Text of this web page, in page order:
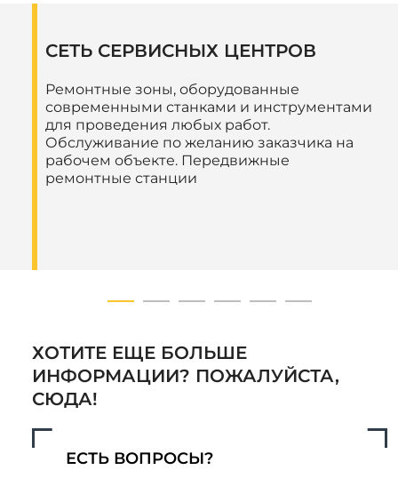
Техника Lucas в «Тимбермаш» — это:
Европейское качество, дополняемое
профессиональным сервисом по
стандартам завода-производителя
Гарантия 12 месяцев
Комплектация запчастями и расходными
материалами
Доставка кормовых роботов I-Ron Mix
Бурятии и Забайкальского края
Вводный инструктаж по эксплуатации
Чтобы приобрести I-Ron Mix System от Lucas
без крупных первоначальных трат,
воспользуйтесь возможностью заключить
договор лизинга. Наше сотрудничество с
крупнейшими лизинговыми компаниями
СЕТЬ СЕРВИСНЫХ ЦЕНТРОВ
Ремонтные зоны, оборудованные
современными станками и инструментами
для проведения любых работ.
Обслуживание по желанию заказчика на
рабочем объекте. Передвижные
ремонтные станции
ХОТИТЕ ЕЩЕ БОЛЬШЕ
ИНФОРМАЦИИ? ПОЖАЛУЙСТА,
СЮДА!
ЕСТЬ ВОПРОСЫ?